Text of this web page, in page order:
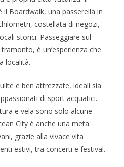
Boardwalk, una passerella in
costellata di negozi,
storici. Passeggiare sul
è un’esperienza che
località.
e ben attrezzate, ideali sia
di sport acquatici.
e vela sono solo alcune
City è anche una meta
grazie alla vivace vita
estivi, tra concerti e festival.